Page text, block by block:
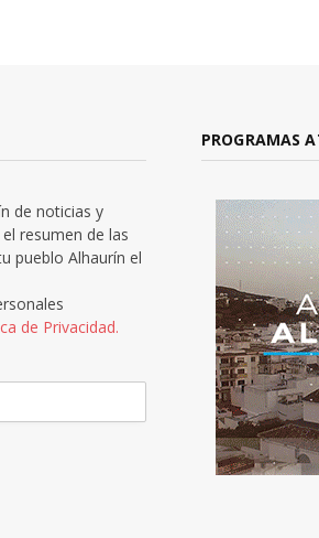
de noticias y
resumen de las
pueblo Alhaurín el
de Privacidad.
PROGRAMAS